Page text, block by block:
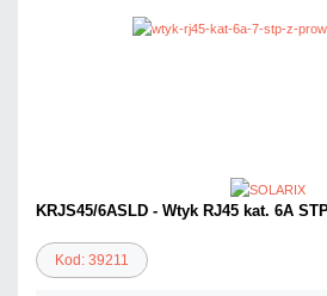
KRJS45/6ASLD - Wtyk RJ45 kat. 6A
Kod: 39211